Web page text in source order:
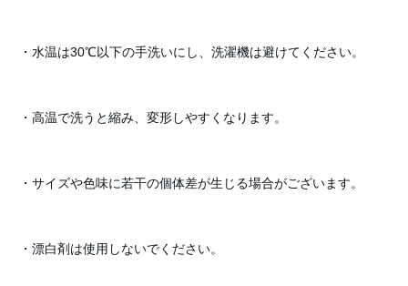
・水温は30℃以下の手洗いにし、洗濯機は避けてください。
・高温で洗うと縮み、変形しやすくなります。
・サイズや色味に若干の個体差が生じる場合がございます。
・漂白剤は使用しないでください。